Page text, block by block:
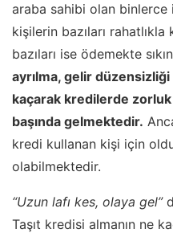
araba sahibi olan binlerce
kişilerin bazıları
bazıları ise ödemekte
ayrılma, gelir düzensizliği
kaçarak kredilerde zorluk
başında gelmektedir.
kredi kullanan kişi için
olabilmektedir.
“Uzun lafı kes, olaya gel”
Taşıt kredisi almanın ne